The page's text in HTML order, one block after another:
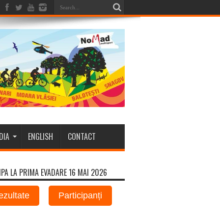
ENGLISH CONTACT
LA PRIMA EVADARE 16 MAI 2026
Participanți